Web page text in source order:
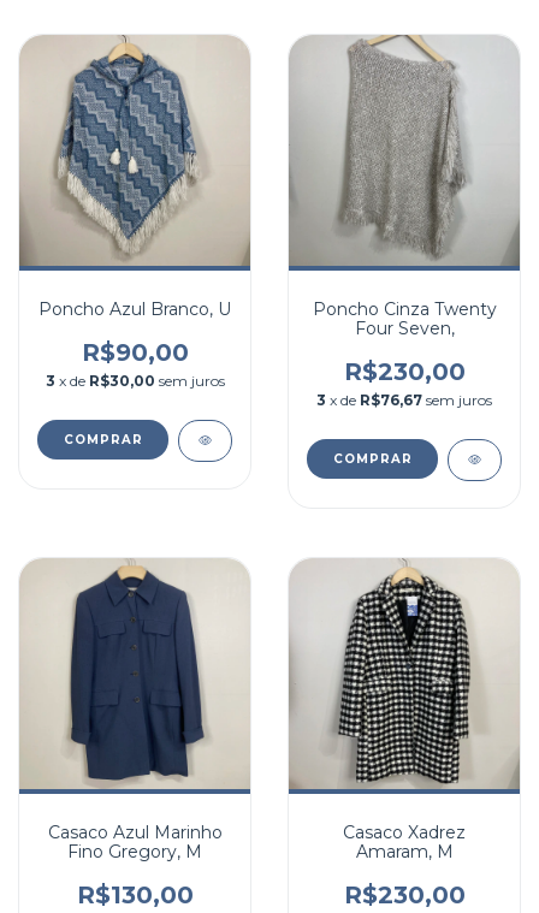
Poncho Azul Branco, U
R$90,00
3 x de R$30,00 sem juros
COMPRAR
Poncho Cinza Twenty
Four Seven,
R$230,00
3 x de R$76,67 sem juros
COMPRAR
Casaco Azul Marinho
Fino Gregory, M
R$130,00
Casaco Xadrez
Amaram, M
R$230,00